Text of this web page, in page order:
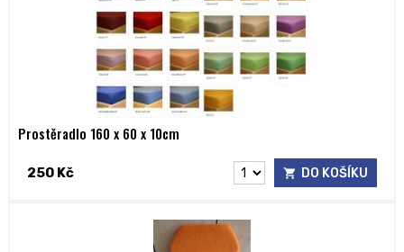
Prostěradlo 160 x 60 x 10cm
250 Kč DO KOŠÍKU